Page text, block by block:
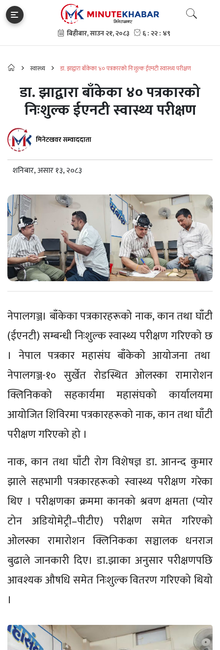
स्वास्थ्य डा. झाद्वारा बाँकेका ४० पत्रकारको निःशुल्क ईएनटी स्वास्थ्य परीक्षण
डा. झाद्वारा बाँकेका ४० पत्रकारको
निःशुल्क ईएनटी स्वास्थ्य परीक्षण
मिनेटखवर सम्वाददाता
शनिबार, असार १३, २०८३
नेपालगञ्ज। बाँकेका पत्रकारहरूको नाक, कान तथा घाँटी
(ईएनटी) सम्बन्धी निःशुल्क स्वास्थ्य परीक्षण गरिएको छ
। नेपाल पत्रकार महासंघ बाँकेको आयोजना तथा
नेपालगञ्ज-१० सुर्खेत रोडस्थित ओलस्का रामारोशन
क्लिनिकको सहकार्यमा महासंघको कार्यालयमा
आयोजित शिविरमा पत्रकारहरूको नाक, कान तथा घाँटी
परीक्षण गरिएको हो ।
नाक, कान तथा घाँटी रोग विशेषज्ञ डा. आनन्द कुमार
झाले सहभागी पत्रकारहरूको स्वास्थ्य परीक्षण गरेका
थिए । परीक्षणका क्रममा कानको श्रवण क्षमता (प्योर
टोन अडियोमेट्री–पीटीए) परीक्षण समेत गरिएको
ओलस्का रामारोशन क्लिनिकका सञ्चालक धनराज
बुढाले जानकारी दिए। डा.झाका अनुसार परीक्षणपछि
आवश्यक औषधि समेत निःशुल्क वितरण गरिएको थियो
।